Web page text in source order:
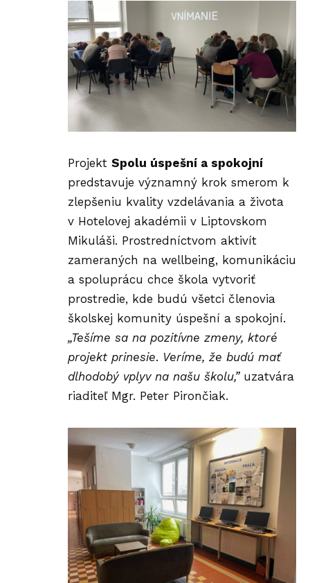
Projekt Spolu úspešní a spokojní
predstavuje významný krok smerom k
zlepšeniu kvality vzdelávania a života
v Hotelovej akadémii v Liptovskom
Mikuláši. Prostredníctvom aktivít
zameraných na wellbeing, komunikáciu
a spoluprácu chce škola vytvoriť
prostredie, kde budú všetci členovia
školskej komunity úspešní a spokojní.
„Tešíme sa na pozitívne zmeny, ktoré
projekt prinesie. Veríme, že budú mať
dlhodobý vplyv na našu školu,”uzatvára
riaditeľ Mgr. Peter Pirončiak.